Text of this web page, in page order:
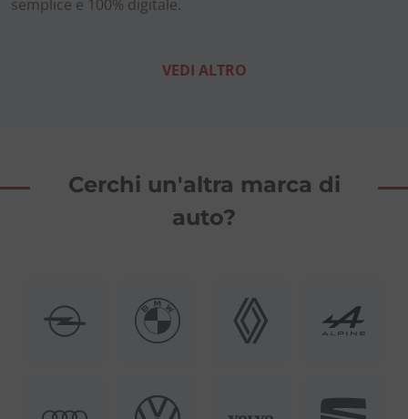
semplice e 100% digitale.
VEDI ALTRO
Cerchi un'altra marca di
auto?